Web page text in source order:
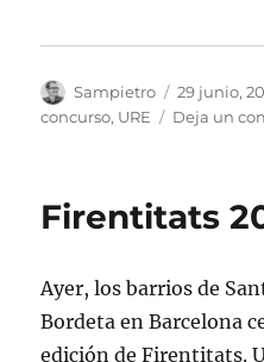
Autor
Sampietro
Publicado
el
29 junio,
concurso, URE Deja un
Firentitats
Ayer, los barrios de
Bordeta en Barcelona
edición de Firentitats.